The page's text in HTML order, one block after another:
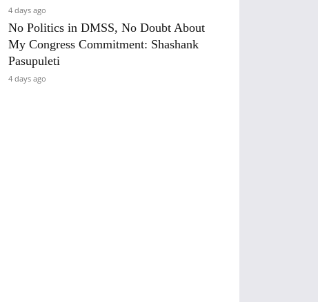
4 days ago
No Politics in DMSS, No Doubt About
My Congress Commitment: Shashank
Pasupuleti
4 days ago